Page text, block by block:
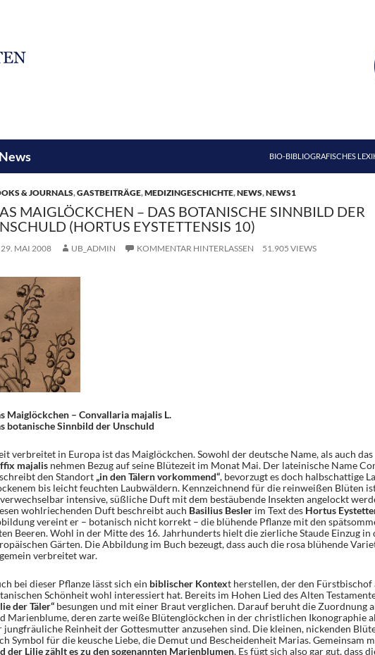
BIO-BIBLIOGRAFISCHES
& JOURNALS,GASTBEITRÄGE,MEDIZINGESCHICHTE,NEWS,NEWS1
MAIGLÖCKCHEN – DAS BOTANISCHE SINNBILD DER
(HORTUS EYSTETTENSIS 10)
29. MAI 2008 UB_ADMIN KOMMENTAR HINTERLASSEN 51.905 VIEWS
Maiglöckchen – Convallaria majalis L.
botanische Sinnbild der Unschuld
verbreitet in Europa ist das Maiglöckchen. Sowohl der deutsche Name, als auch
majalis nehmen Bezug auf seine Blütezeit im Monat Mai. Der lateinische Name
den Standort „in den Tälern vorkommend“, bevorzugt es doch halbschattige
bis leicht feuchten Laubwäldern. Kennzeichnend für die reinweißen Blüten
intensive, süßliche Duft mit dem bestäubende Insekten angelockt
wohlriechenden Duft beschreibt auch Basilius Beslerim Text des Hortus
vereint er – botanisch nicht korrekt – die blühende Pflanze mit den
Beeren. Wohl in der Mitte des 16. Jahrhunderts hielt die zierliche Staude Einzug in
Gärten. Die Abbildung im Buch bezeugt, dass auch die rosa blühende
verbreitet war.
bei dieser Pflanze lässt sich ein biblischer Kontext herstellen, der den Fürstbischof
Schönheit wohl interessiert hat. Bereits im Hohen Lied des Alten
der Täler“besungen und mit einer Braut verglichen. Darauf beruht die Zuordnung
Marienblume, deren zarte weiße Blütenglöckchen in der christlichen Ikonographie
jungfräuliche Reinheit der Gottesmutter anzusehen sind. Die kleinen, nickenden
Symbol für die keusche Liebe, die Demut und Bescheidenheit Marias. Gemeinsam
der Lilie zählt es zu den sogenannten Marienblumen. Es fügt sich also gar gut, dass